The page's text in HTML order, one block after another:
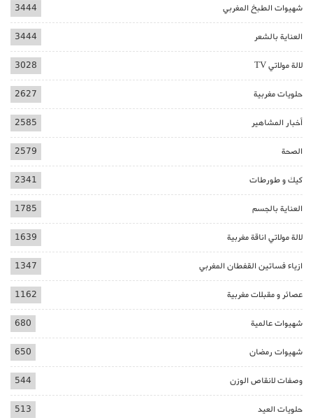
شهيوات الطبخ المغربي 3444
العناية بالشعر 3444
لالة مولاتي TV 3028
حلويات مغربية 2627
أخبار المشاهير 2585
الصحة 2579
كيك و طورطات 2341
العناية بالجسم 1785
لالة مولاتي اناقة مغربية 1639
ازياء فساتين القفطان المغربي 1347
عصائر و مقبلات مغربية 1162
شهيوات عالمية 680
شهيوات رمضان 650
وصفات لانقاص الوزن 544
حلويات العيد 513